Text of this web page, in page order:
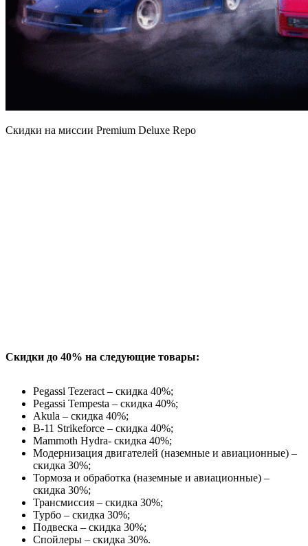
Скидки на миссии Premium Deluxe Repo
Скидки до 40% на следующие товары:
Pegassi Tezeract – скидка 40%;
Pegassi Tempesta – скидка 40%;
Akula – скидка 40%;
B-11 Strikeforce – скидка 40%;
Mammoth Hydra- скидка 40%;
Модернизация двигателей (наземные и авиационные) –
скидка 30%;
Тормоза и обработка (наземные и авиационные) –
скидка 30%;
Трансмиссия – скидка 30%;
Турбо – скидка 30%;
Подвеска – скидка 30%;
Спойлеры – скидка 30%.